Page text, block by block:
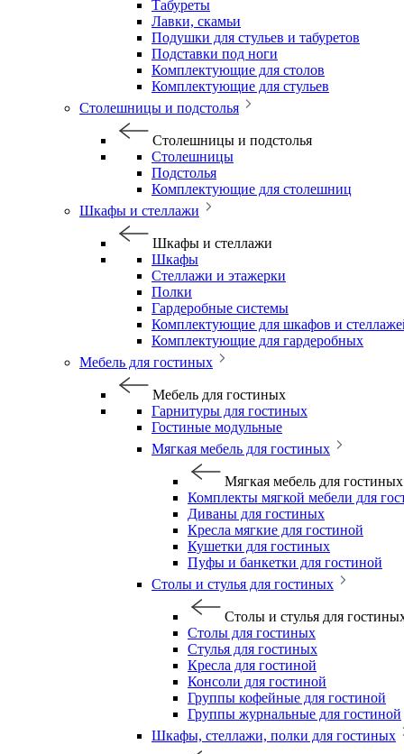
Табуреты
Лавки, скамьи
Подушки для стульев и табуретов
Подставки под ноги
Комплектующие для столов
Комплектующие для стульев
Столешницы и подстолья
Столешницы и подстолья
Столешницы
Подстолья
Комплектующие для столешниц
Шкафы и стеллажи
Шкафы и стеллажи
Шкафы
Стеллажи и этажерки
Полки
Гардеробные системы
Комплектующие для шкафов и
Комплектующие для гардеробных
Мебель для гостиных
Мебель для гостиных
Гарнитуры для гостиных
Гостиные модульные
Мягкая мебель для гостиных
Мягкая мебель для гостиных
Комплекты мягкой мебели для
Диваны для гостиных
Кресла мягкие для гостиной
Кушетки для гостиных
Пуфы и банкетки для гостиной
Столы и стулья для гостиных
Столы и стулья для
Столы для гостиных
Стулья для гостиных
Кресла для гостиной
Консоли для гостиной
Группы кофейные для гостиной
Группы журнальные для гостиной
Шкафы, стеллажи, полки для гостиных